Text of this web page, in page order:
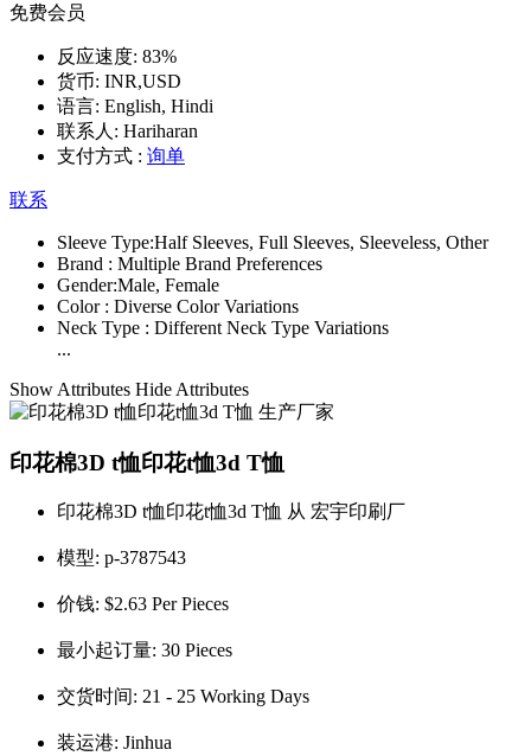
免费会员
反应速度: 83%
货币: INR,USD
语言: English, Hindi
联系人: Hariharan
支付方式 : 询单
联系
Sleeve Type:Half Sleeves, Full Sleeves, Sleeveless, Other
Brand : Multiple Brand Preferences
Gender:Male, Female
Color : Diverse Color Variations
Neck Type : Different Neck Type Variations
...
Show Attributes Hide Attributes
印花棉3D t恤印花t恤3d T恤
印花棉3D t恤印花t恤3d T恤 从 宏宇印刷厂
模型: p-3787543
价钱: $2.63 Per Pieces
最小起订量: 30 Pieces
交货时间: 21 - 25 Working Days
装运港: Jinhua